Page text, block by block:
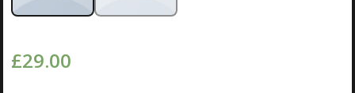
£29.00